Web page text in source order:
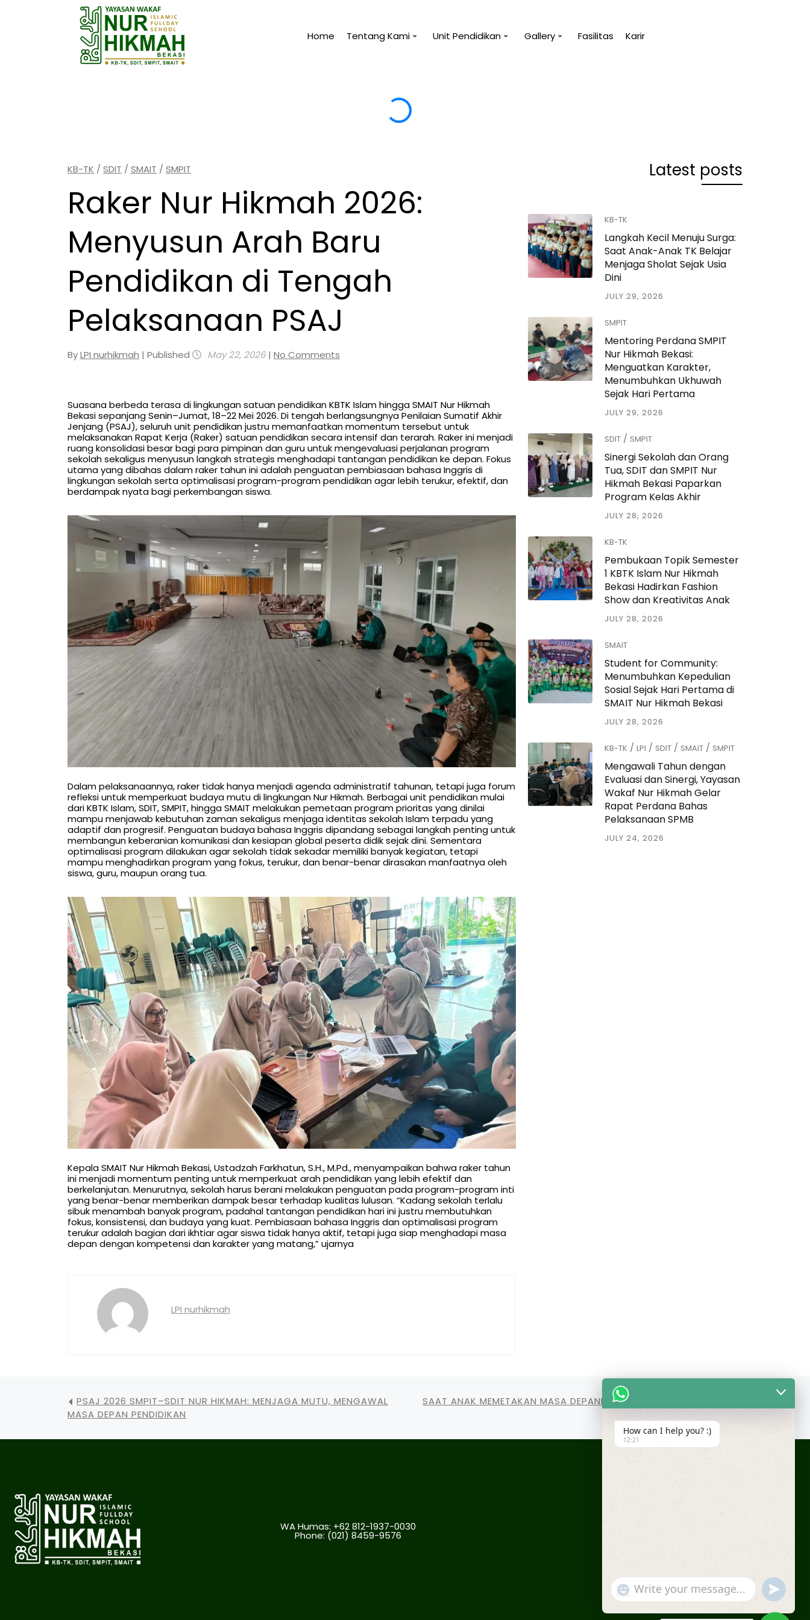
Home Tentang Kami Unit Pendidikan Gallery Fasilitas Karir
KB-TK / SDIT / SMAIT / SMPIT
Raker Nur Hikmah 2026:
Menyusun Arah Baru
Pendidikan di Tengah
Pelaksanaan PSAJ
ByLPI nurhikmah | Published May 22, 2026 | No Comments
Suasana berbeda terasa di lingkungan satuan pendidikan KBTK Islam hingga SMAIT Nur Hikmah
Bekasi sepanjang Senin–Jumat, 18–22 Mei 2026. Di tengah berlangsungnya Penilaian Sumatif Akhir
Jenjang (PSAJ), seluruh unit pendidikan justru memanfaatkan momentum tersebut untuk
melaksanakan Rapat Kerja (Raker) satuan pendidikan secara intensif dan terarah. Raker ini menjadi
ruang konsolidasi besar bagi para pimpinan dan guru untuk mengevaluasi perjalanan program
sekolah sekaligus menyusun langkah strategis menghadapi tantangan pendidikan ke depan. Fokus
utama yang dibahas dalam raker tahun ini adalah penguatan pembiasaan bahasa Inggris di
lingkungan sekolah serta optimalisasi program-program pendidikan agar lebih terukur, efektif, dan
berdampak nyata bagi perkembangan siswa.
Dalam pelaksanaannya, raker tidak hanya menjadi agenda administratif tahunan, tetapi juga forum
refleksi untuk memperkuat budaya mutu di lingkungan Nur Hikmah. Berbagai unit pendidikan mulai
dari KBTK Islam, SDIT, SMPIT, hingga SMAIT melakukan pemetaan program prioritas yang dinilai
mampu menjawab kebutuhan zaman sekaligus menjaga identitas sekolah Islam terpadu yang
adaptif dan progresif. Penguatan budaya bahasa Inggris dipandang sebagai langkah penting untuk
membangun keberanian komunikasi dan kesiapan global peserta didik sejak dini. Sementara
optimalisasi program dilakukan agar sekolah tidak sekadar memiliki banyak kegiatan, tetapi
mampu menghadirkan program yang fokus, terukur, dan benar-benar dirasakan manfaatnya oleh
siswa, guru, maupun orang tua.
Kepala SMAIT Nur Hikmah Bekasi, Ustadzah Farkhatun, S.H., M.Pd., menyampaikan bahwa raker tahun
ini menjadi momentum penting untuk memperkuat arah pendidikan yang lebih efektif dan
berkelanjutan. Menurutnya, sekolah harus berani melakukan penguatan pada program-program inti
yang benar-benar memberikan dampak besar terhadap kualitas lulusan. “Kadang sekolah terlalu
sibuk menambah banyak program, padahal tantangan pendidikan hari ini justru membutuhkan
fokus, konsistensi, dan budaya yang kuat. Pembiasaan bahasa Inggris dan optimalisasi program
terukur adalah bagian dari ikhtiar agar siswa tidak hanya aktif, tetapi juga siap menghadapi masa
depan dengan kompetensi dan karakter yang matang,” ujarnya
LPI nurhikmah
Latest posts
KB-TK
Langkah Kecil Menuju Surga:
Saat Anak-Anak TK Belajar
Menjaga Sholat Sejak Usia
Dini
JULY 29, 2026
SMPIT
Mentoring Perdana SMPIT
Nur Hikmah Bekasi:
Menguatkan Karakter,
Menumbuhkan Ukhuwah
Sejak Hari Pertama
JULY 29, 2026
SDIT/ SMPIT
Sinergi Sekolah dan Orang
Tua, SDIT dan SMPIT Nur
Hikmah Bekasi Paparkan
Program Kelas Akhir
JULY 28, 2026
KB-TK
Pembukaan Topik Semester
1 KBTK Islam Nur Hikmah
Bekasi Hadirkan Fashion
Show dan Kreativitas Anak
JULY 28, 2026
SMAIT
Student for Community:
Menumbuhkan Kepedulian
Sosial Sejak Hari Pertama di
SMAIT Nur Hikmah Bekasi
JULY 28, 2026
KB-TK / LPI / SDIT/ SMAIT/ SMPIT
Mengawali Tahun dengan
Evaluasi dan Sinergi, Yayasan
Wakaf Nur Hikmah Gelar
Rapat Perdana Bahas
Pelaksanaan SPMB
JULY 24, 2026
PSAJ 2026 SMPIT–SDIT NUR HIKMAH: MENJAGA MUTU, MENGAWAL
MASA DEPAN PENDIDIKAN
SAAT ANAK MEMETAKAN MASA DEPANNYA : RUANG-RUANG HARU DI
WA Humas: +62 812-1937-0030
Phone: (021) 8459-9576
instagram
facebook
youtube
tiktok
How can I help you? :)
12:21
"+chaty_settings.lang.emoji_picker+"
WhatsApp Message
undefined